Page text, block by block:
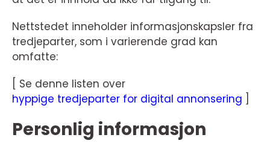
Nettstedet inneholder informasjonskapsler fra
tredjeparter, som i varierende grad kan
omfatte:
[ Se denne listen over
hyppige tredjeparter for digital annonsering
Personlig informasjon